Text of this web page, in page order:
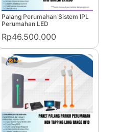
Palang Perumahan Sistem IPL
Perumahan LED
Rp46.500.000